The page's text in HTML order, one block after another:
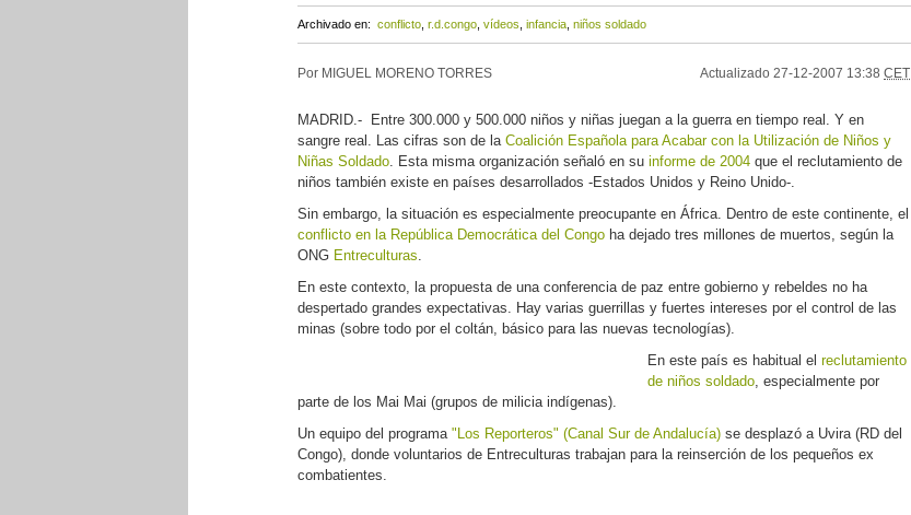
Archivado en: conflicto r.d.congo vídeos infancia niños soldado
Por MIGUEL MORENO TORRES Actualizado 27-12-2007 13:38 CET
MADRID.- Entre 300.000 y 500.000 niños y niñas juegan a la guerra en tiempo real. Y en
sangre real. Las cifras son de la Coalición Española para Acabar con la Utilización de Niños y
Niñas Soldado. Esta misma organización señaló en su informe de 2004 que el reclutamiento de
niños también existe en países desarrollados -Estados Unidos y Reino Unido-.
Sin embargo, la situación es especialmente preocupante en África. Dentro de este continente, el
conflicto en la República Democrática del Congo ha dejado tres millones de muertos, según la
ONG Entreculturas.
En este contexto, la propuesta de una conferencia de paz entre gobierno y rebeldes no ha
despertado grandes expectativas. Hay varias guerrillas y fuertes intereses por el control de las
minas (sobre todo por el coltán, básico para las nuevas tecnologías).
En este país es habitual el reclutamiento
de niños soldado, especialmente por
parte de los Mai Mai (grupos de milicia indígenas).
Un equipo del programa "Los Reporteros" (Canal Sur de Andalucía) se desplazó a Uvira (RD del
Congo), donde voluntarios de Entreculturas trabajan para la reinserción de los pequeños ex
combatientes.